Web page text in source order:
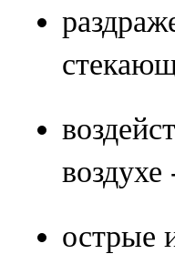
острые